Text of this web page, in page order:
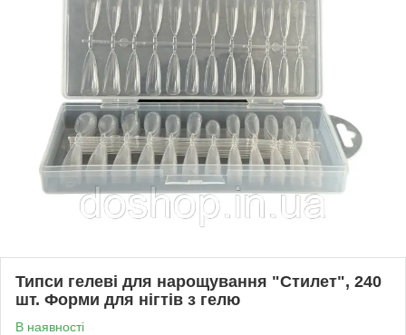
Типси гелеві для нарощування "Стилет", 240
шт. Форми для нігтів з гелю
В наявності